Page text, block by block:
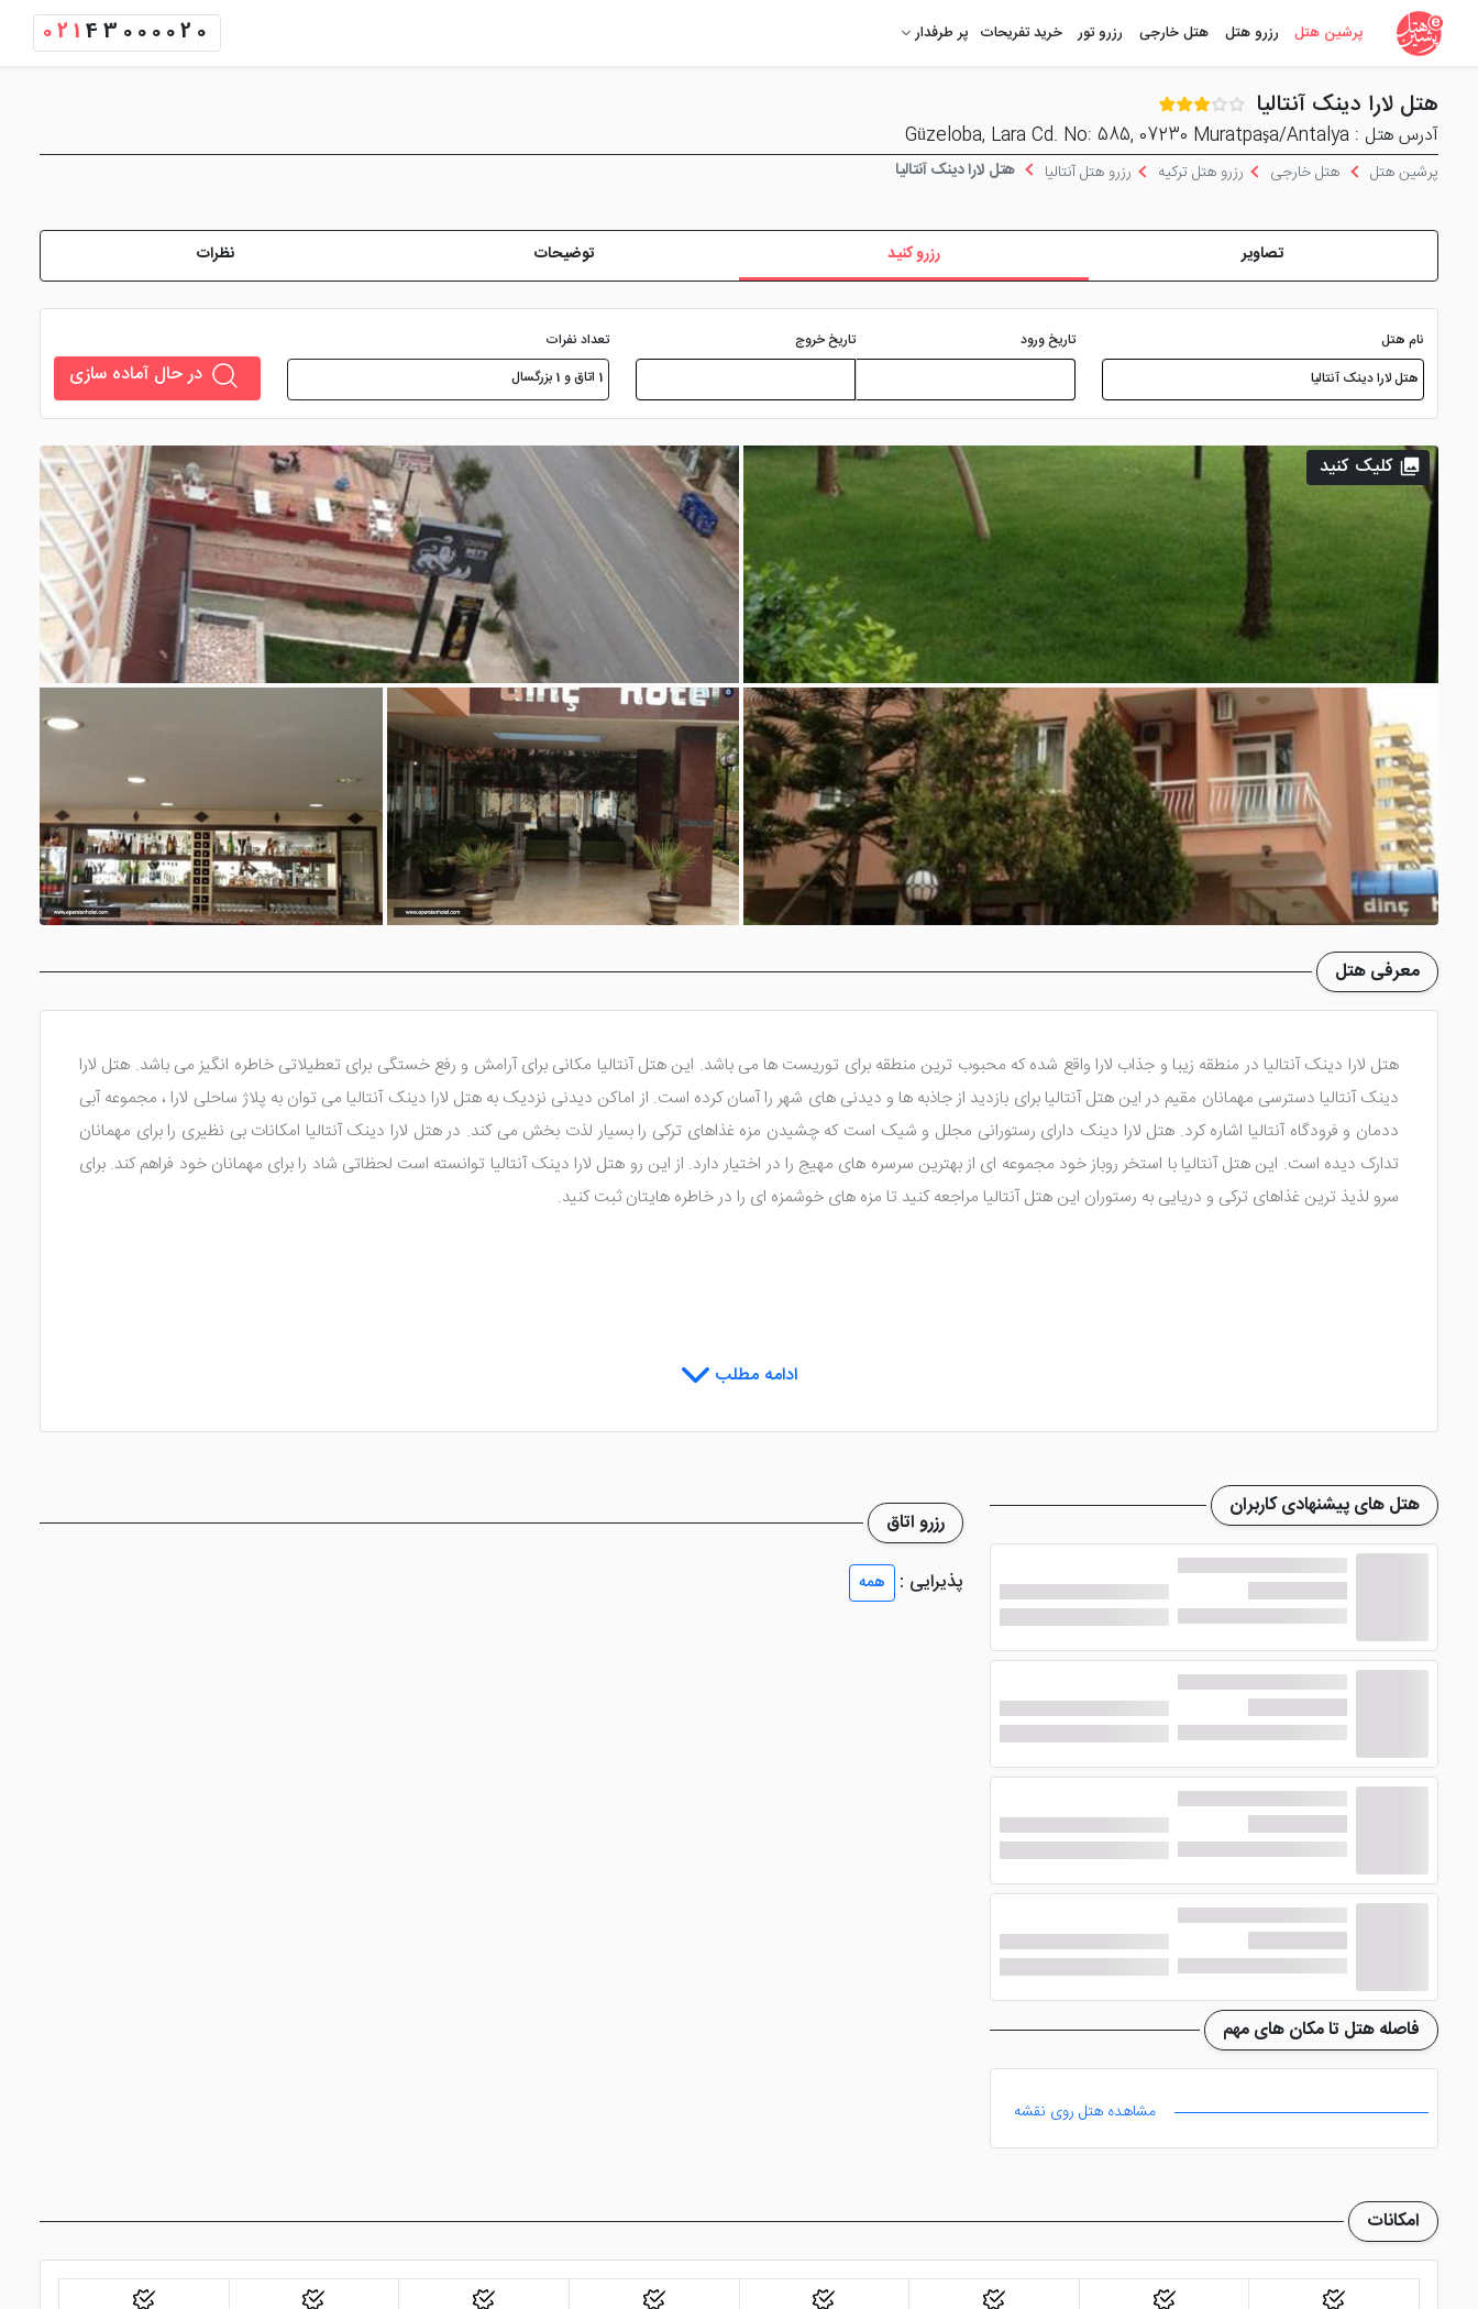
پرشین هتل رزرو هتل هتل خارجی رزرو تور خرید تفریحات پر طرفدار 021 43000020
هتل لارا دینک آنتالیا
آدرس هتل : Güzeloba, Lara Cd. No: 585, 07230 Muratpaşa/Antalya
پرشین هتل هتل خارجی رزرو هتل ترکیه رزرو هتل آنتالیا هتل لارا دینک آنتالیا
تصاویر رزرو کنید توضیحات نظرات
نام هتل تاریخ ورود تاریخ خروج
تعداد نفرات
1 اتاق و 1 بزرگسال
در حال آماده سازی
کلیک کنید
معرفی هتل
هتل لارا دینک آنتالیا در منطقه زیبا و جذاب لارا واقع شده که محبوب ترین منطقه برای توریست ها می باشد. این هتل آنتالیا مکانی برای آرامش و رفع خستگی برای تعطیلاتی خاطره انگیز می باشد. هتل لارا
دینک آنتالیا دسترسی مهمانان مقیم در این هتل آنتالیا برای بازدید از جاذبه ها و دیدنی های شهر را آسان کرده است. از اماکن دیدنی نزدیک به هتل لارا دینک آنتالیا می توان به پلاژ ساحلی لارا ، مجموعه آبی
ددمان و فرودگاه آنتالیا اشاره کرد. هتل لارا دینک دارای رستورانی مجلل و شیک است که چشیدن مزه غذاهای ترکی را بسیار لذت بخش می کند. در هتل لارا دینک آنتالیا امکانات بی نظیری را برای مهمانان
تدارک دیده است. این هتل آنتالیا با استخر روباز خود مجموعه ای از بهترین سرسره های مهیج را در اختیار دارد. از این رو هتل لارا دینک آنتالیا توانسته است لحظاتی شاد را برای مهمانان خود فراهم کند. برای
سرو لذیذ ترین غذاهای ترکی و دریایی به رستوران این هتل آنتالیا مراجعه کنید تا مزه های خوشمزه ای را در خاطره هایتان ثبت کنید.
ادامه مطلب
رزرو اتاق
پذیرایی :
همه
هتل های پیشنهادی کاربران
فاصله هتل تا مکان های مهم
مشاهده هتل روی نقشه
امکانات